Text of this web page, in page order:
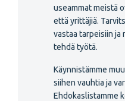
useammat meistä
että yrittäjiä.
vastaa tarpeisiin ja
tehdä työtä.
Käynnistämme
siihen vauhtia ja
Ehdokaslistamme